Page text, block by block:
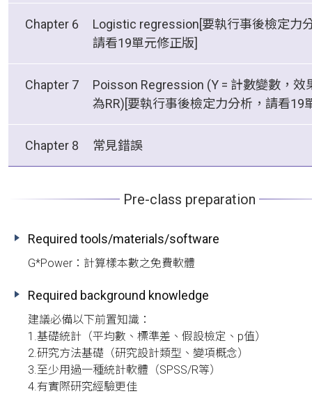
08-多組平均數差異：one-way ANOVA
09-Exact：Proportion檢定
10-卡方：配適度檢定
14-不同複線性迴歸法應用實作(SEM可用，主效果、中介與
15-重複測測量ANOVA (組間、組內、混合效果/交互作用)
Chapter 6
Logistic regression[要執行事後檢定力
請看19單元修正版]
16-Logistic regression
17-Logistic regression：X為二分類變數時之參數設定(重要
Chapter 7
Poisson Regression (Y = 計數變數，效
為RR)[要執行事後檢定力分析，請看19
正版]
18-Poisson Regression
Chapter 8 常見錯誤
Pre-class preparation
Required tools/materials/software
Required background knowledge
建議必備以下前置知識：
1.基礎統計（平均數、標準差、假設檢定、p值）
2.研究方法基礎（研究設計類型、變項概念）
3.至少用過一種統計軟體（SPSS/R等）
4.有實際研究經驗更佳